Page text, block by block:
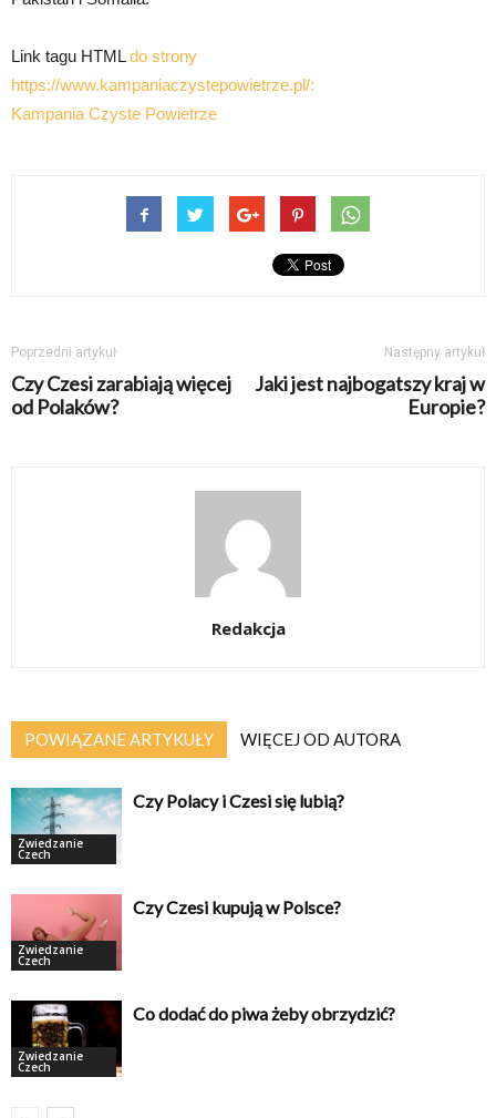
Link tagu HTMLdo strony
https://www.kampaniaczystepowietrze.pl/:
Kampania Czyste Powietrze
Poprzedni artykuł
Czy Czesi zarabiają więcej
od Polaków?
Następny artykuł
Jaki jest najbogatszy kraj w
Europie?
Redakcja
POWIĄZANE ARTYKUŁY WIĘCEJ OD AUTORA
Zwiedzanie
Czech
Czy Polacy i Czesi się lubią?
Zwiedzanie
Czech
Czy Czesi kupują w Polsce?
Zwiedzanie
Czech
Co dodać do piwa żeby obrzydzić?